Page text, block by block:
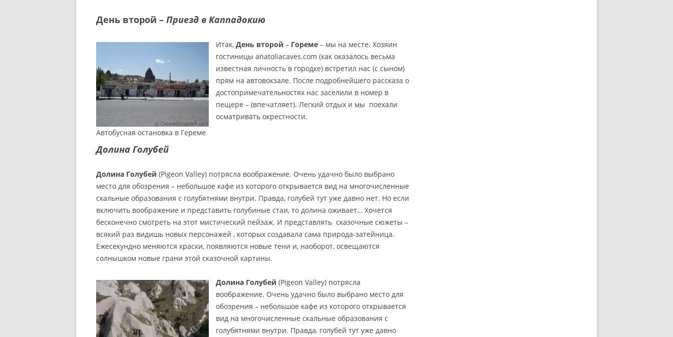
День второй – Приезд в Каппадокию
Автобусная остановка в Гереме
Итак, День второй – Гореме – мы на месте. Хозяин
гостиницы anatoliacaves.com (как оказалось весьма
известная личность в городке) встретил нас (с сыном)
прям на автовокзале. После подробнейшего рассказа о
достопримечательностях нас заселили в номер в
пещере – (впечатляет). Легкий отдых и мы поехали
осматривать окрестности.
Долина Голубей
Долина Голубей (Pigeon Valley) потрясла воображение. Очень удачно было выбрано
место для обозрения – небольшое кафе из которого открывается вид на многочисленные
скальные образования с голубятнями внутри. Правда, голубей тут уже давно нет. Но если
включить воображение и представить голубиные стаи, то долина оживает… Хочется
бесконечно смотреть на этот мистический пейзаж. И представлять сказочные сюжеты –
всякий раз видишь новых персонажей , которых создавала сама природа-затейница.
Ежесекундно меняются краски, появляются новые тени и, наоборот, освещаются
солнышком новые грани этой сказочной картины.
Долина Голубей (Pigeon Valley) потрясла
воображение. Очень удачно было выбрано место для
обозрения – небольшое кафе из которого открывается
вид на многочисленные скальные образования с
голубятнями внутри. Правда, голубей тут уже давно